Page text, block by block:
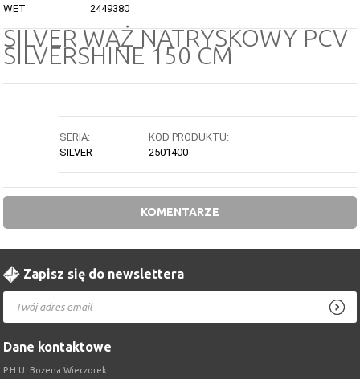
WET
2449380
SILVER WĄŻ NATRYSKOWY PCV
SILVERSHINE 150 CM
SERIA:
SILVER
KOD PRODUKTU:
2501400
KOMENTARZE
Zapisz się do newslettera
Dane kontaktowe
P.H.U. Bożena Wieczorek